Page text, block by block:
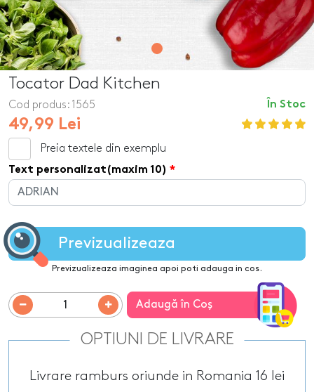
Tocator Dad Kitchen
În Stoc
Cod produs: 1565
49,99 Lei
Preia textele din exemplu
Text personalizat(maxim 10)
Previzualizeaza
Previzualizeaza imaginea apoi poti adauga in cos.
Adaugă în Coş
OPTIUNI DE LIVRARE
Livrare ramburs oriunde in Romania 16 lei